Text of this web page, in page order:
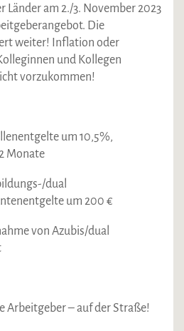
Länder am 2./3. November 2023
Die
weiter! Inflation oder
und Kollegen
vorzukommen!
um 10,5%,
Monate
dual
um 200 €
von Azubis/dual
Arbeitgeber – auf der Straße!